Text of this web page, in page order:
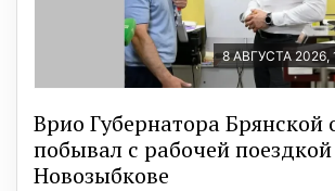
8 АВГУСТА 2026,
Врио Губернатора Брянской
побывал с рабочей
Новозыбкове